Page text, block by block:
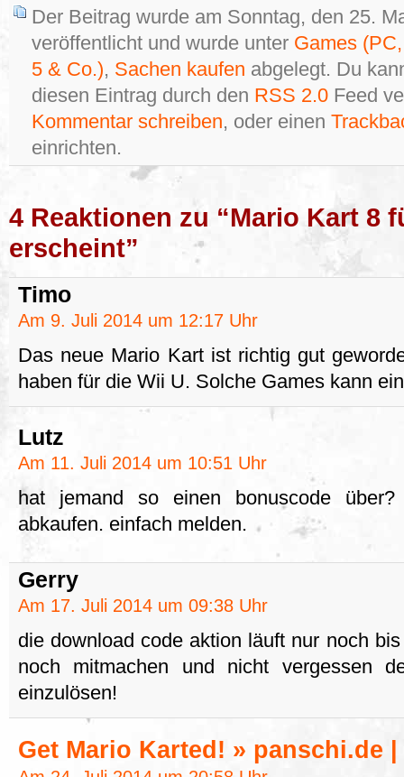
Der Beitrag wurde am Sonntag, den 25.
veröffentlicht und wurde unter Games
5 & Co.), Sachen kaufen abgelegt. Du
diesen Eintrag durch den RSS 2.0 Feed
Kommentar schreiben, oder einen
einrichten.
4 Reaktionen zu “Mario Kart 8
erscheint”
Timo
Am 9. Juli 2014 um 12:17 Uhr
Das neue Mario Kart ist richtig gut
haben für die Wii U. Solche Games kann
Lutz
Am 11. Juli 2014 um 10:51 Uhr
hat jemand so einen bonuscode
abkaufen. einfach melden.
Gerry
Am 17. Juli 2014 um 09:38 Uhr
die download code aktion läuft nur noch
noch mitmachen und nicht vergessen
einzulösen!
Get Mario Karted! » panschi.de